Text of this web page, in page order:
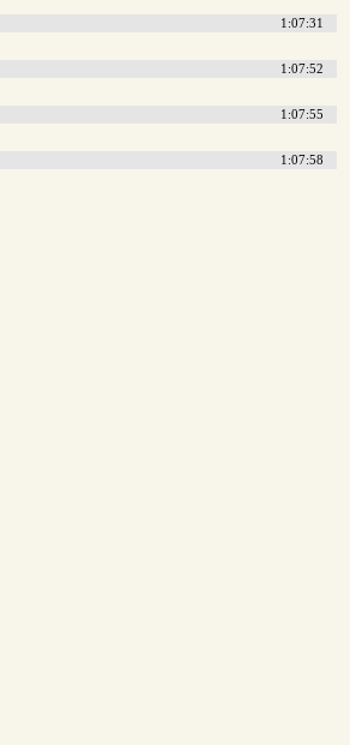
1:07:31
1:07:52
1:07:55
1:07:58